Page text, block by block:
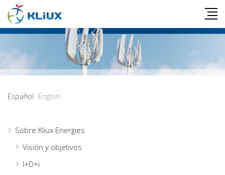
Español English
Sobre Kliux Energies
Visión y objetivos
I+D+i